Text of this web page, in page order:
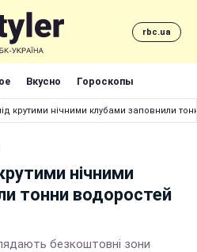
rbc.ua
Вкусно Гороскопы
крутими нічними клубами заповнили
нічними
тонни водоростей
безкоштовні зони